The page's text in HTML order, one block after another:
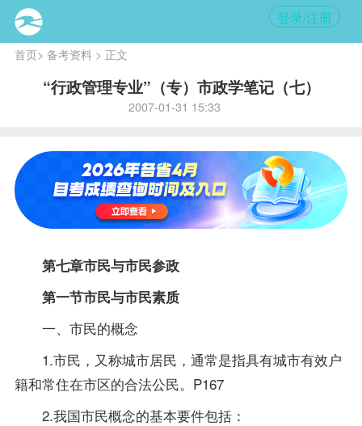
登录/注册
首页> 备考资料> 正文
“行政管理专业”（专）市政学笔记（七）
2007-01-31 15:33
第七章市民与市民参政
第一节市民与市民素质
一、市民的概念
1.市民，又称城市居民，通常是指具有城市有效户
籍和常住在市区的合法公民。P167
2.我国市民概念的基本要件包括：